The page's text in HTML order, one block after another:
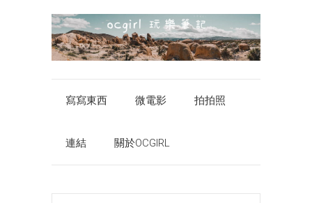
寫寫東西 微電影 拍拍照
連結 關於OCGIRL